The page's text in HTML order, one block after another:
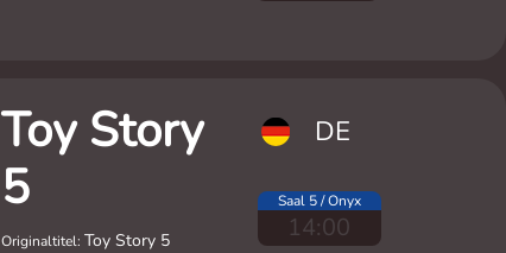
Toy Story
5
Originaltitel: Toy Story 5
DE
Saal 5 / Onyx
14:00